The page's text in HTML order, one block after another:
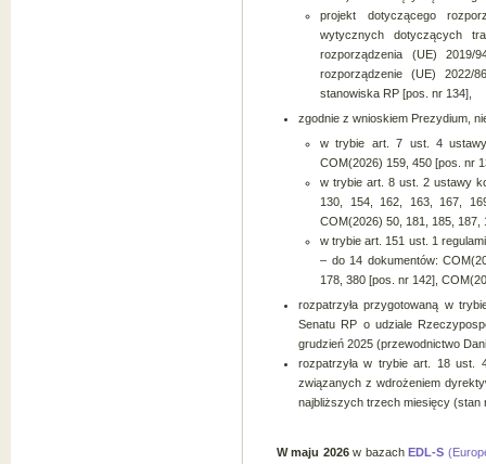
projekt dotyczącego
wytycznych dotyczących
rozporządzenia (UE) 2019/
rozporządzenie (UE) 2022/
stanowiska RP [pos. nr 134],
zgodnie z wnioskiem Prezydium,
w trybie art. 7 ust. 4
COM(2026) 159, 450 [pos. nr
w trybie art. 8 ust. 2 ustawy
130, 154, 162, 163, 167,
COM(2026) 50, 181, 185, 187,
w trybie art. 151 ust. 1
– do 14 dokumentów:
178, 380 [pos. nr 142],
rozpatrzyła przygotowaną w
Senatu RP o udziale
grudzień 2025 (przewodnictwo
rozpatrzyła w trybie art. 18 ust.
związanych z wdrożeniem
najbliższych trzech miesięcy (stan
W maju 2026w bazachEDL-S